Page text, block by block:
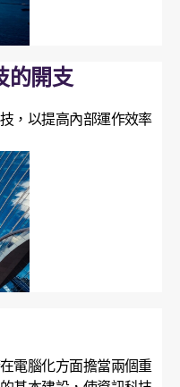
的開支
，以提高內部運作效率
電腦化方面擔當兩個重